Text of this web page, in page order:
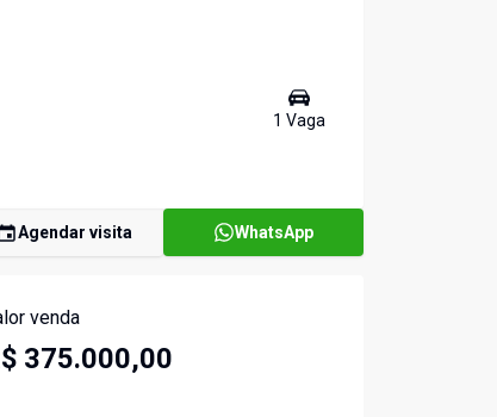
1 Vaga
Agendar visita WhatsApp
venda
375.000,00